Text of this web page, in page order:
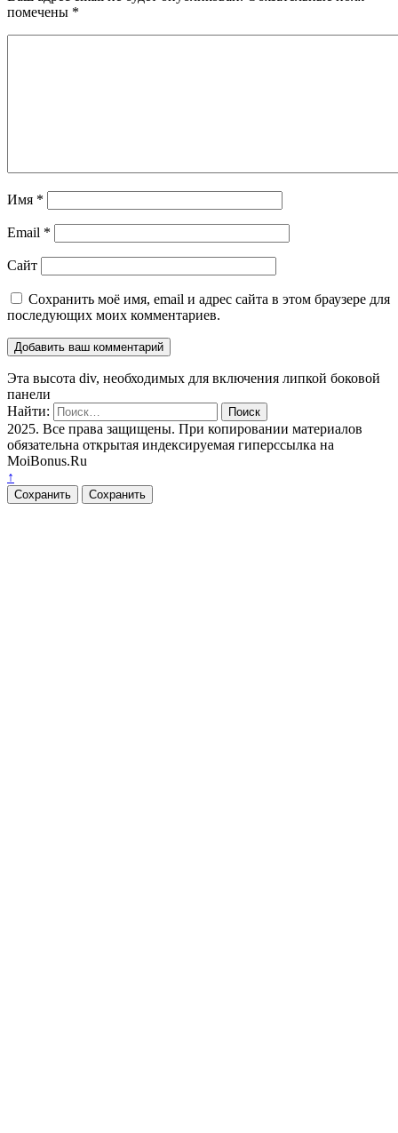
помечены *
Имя *
Email *
Сайт
Сохранить моё имя, email и адрес сайта в этом браузере для
последующих моих комментариев.
Эта высота div, необходимых для включения липкой боковой
панели
Найти:
2025. Все права защищены. При копировании материалов
обязательна открытая индексируемая гиперссылка на
MoiBonus.Ru
↑